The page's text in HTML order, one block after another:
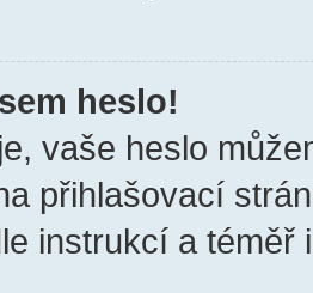
heslo!
vaše heslo
přihlašovací
instrukcí a téměř